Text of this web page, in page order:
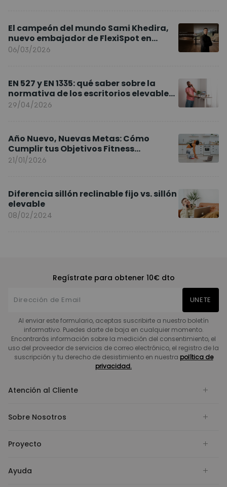
El campeón del mundo Sami Khedira,
nuevo embajador de FlexiSpot en
Europa
06/03/2026
EN 527 y EN 1335: qué saber sobre la
normativa de los escritorios elevables
y sillas ergonómicas
29/04/2026
Año Nuevo, Nuevas Metas: Cómo
Cumplir tus Objetivos Fitness
Entrenando en Casa
21/01/2026
Diferencia sillón reclinable fijo vs. sillón
elevable
08/02/2024
Regístrate para obtener 10€ dto
UNETE
Al enviar este formulario, aceptas suscribirte a nuestro boletín
informativo. Puedes darte de baja en cualquier momento.
Encontrarás información sobre la medición del consentimiento, el
uso del proveedor de servicios de correo electrónico, el registro de la
suscripción y tu derecho de desistimiento en nuestra política de
privacidad.
Atención al Cliente
Sobre Nosotros
Proyecto
Ayuda